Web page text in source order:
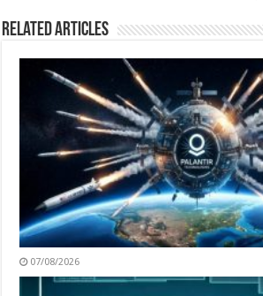
Related Articles
07/08/2026